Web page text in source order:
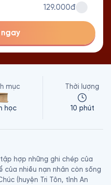
129.000đ
ngay
mục
học
Thời lượng
10 phút
tập hợp những ghi chép của
của nhiều nạn nhân còn sống
(huyện Tri Tôn, tỉnh An